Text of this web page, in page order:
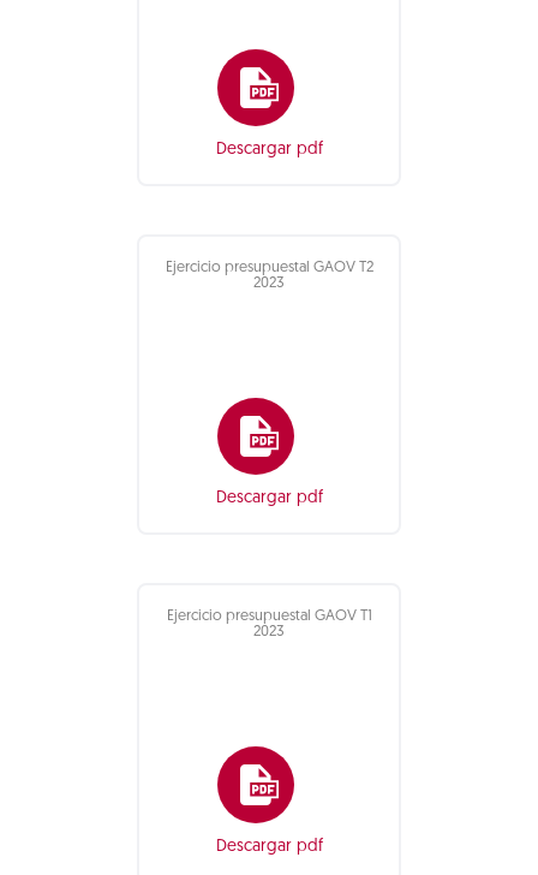
Descargar pdf
Ejercicio presupuestal GAOV T2
2023
Descargar pdf
Ejercicio presupuestal GAOV T1
2023
Descargar pdf